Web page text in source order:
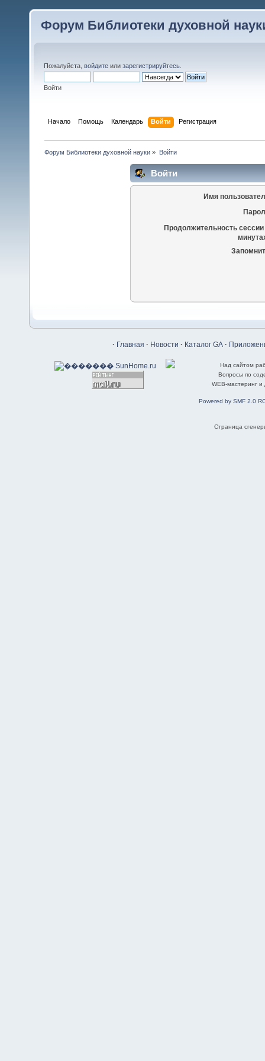
Форум Библиотеки духовной
Пожалуйста, войдите или зарегистрируйтесь
Войти
Начало Помощь Календарь Войти Регистрация
Форум Библиотеки духовной науки » Войти
Войти
Имя
Продолжительность сессии
· Главная · Новости · Каталог GA ·
Над сайтом
Вопросы по
WEB-мастеринг
Powered by SMF 2.0
Страница